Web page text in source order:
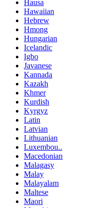
Hausa
Hawaiian
Hebrew
Hmong
Hungarian
Icelandic
Igbo
Javanese
Kannada
Kazakh
Khmer
Kurdish
Kyrgyz
Latin
Latvian
Lithuanian
Luxembou..
Macedonian
Malagasy
Malay
Malayalam
Maltese
Maori